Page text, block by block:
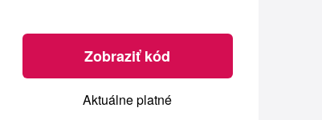
Zobraziť kód
Aktuálne platné